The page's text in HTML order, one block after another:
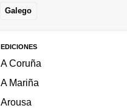
Galego
EDICIONES
A Coruña
A Mariña
Arousa